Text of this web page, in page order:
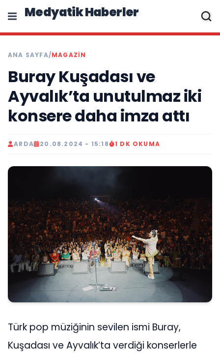
Medyatik Haberler
ANA SAYFA/MAGAZİN
Buray Kuşadası ve
Ayvalık’ta unutulmaz iki
konsere daha imza attı
ARDA 20.08.2024 - 15:18 1 DK OKUMA
Türk pop müziğinin sevilen ismi Buray,
Kuşadası ve Ayvalık’ta verdiği konserlerle